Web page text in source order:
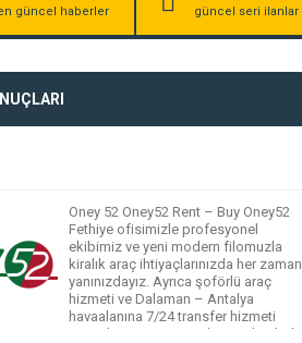
güncel haberler güncel seri ilanlar
Oney 52 Oney52 Rent – Buy Oney52
Fethiye ofisimizle profesyonel
ekibimiz ve yeni modern filomuzla
kiralık araç ihtiyaçlarınızda her zaman
yanınızdayız. Ayrıca şoförlü araç
hizmeti ve Dalaman – Antalya
havaalanına 7/24 transfer hizmeti
vermekteyiz. Tüm araçlarımız kaskolu